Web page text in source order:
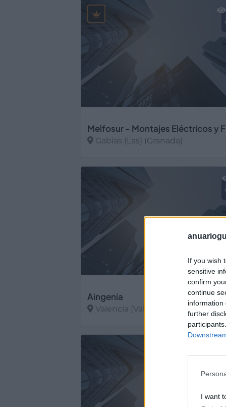
If you wish
sensitive
confirm
continue
information
further
I want
Gabias (Las) (Granada)
Aingenia
Valencia (Valencia)